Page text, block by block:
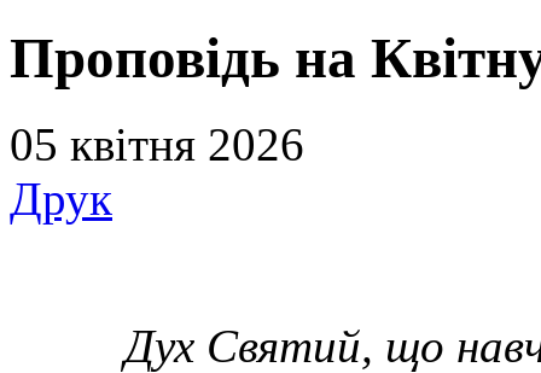
Проповідь на
05 квітня 2026
Друк
Дух Святий, що